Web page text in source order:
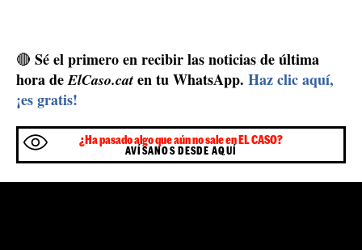
🔴 Sé el primero en recibir las noticias de última
hora deElCaso.cat en tu WhatsApp. Haz clic aquí,
¡es gratis!
¿Ha pasado algo que aún no sale en EL CASO?
AVÍSANOS DESDE AQUÍ